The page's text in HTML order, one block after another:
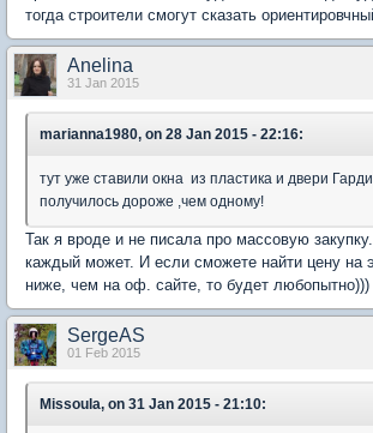
тогда строители смогут сказать
Anelina
31 Jan 2015
marianna1980, on 28 Jan 2015 - 22:16:
тут уже ставили окна из пластика и двери
получилось дороже ,чем одному!
Так я вроде и не писала про массовую
каждый может. И если сможете найти цену на
ниже, чем на оф. сайте, то будет любопытно)))
SergeAS
01 Feb 2015
Missoula, on 31 Jan 2015 - 21:10: